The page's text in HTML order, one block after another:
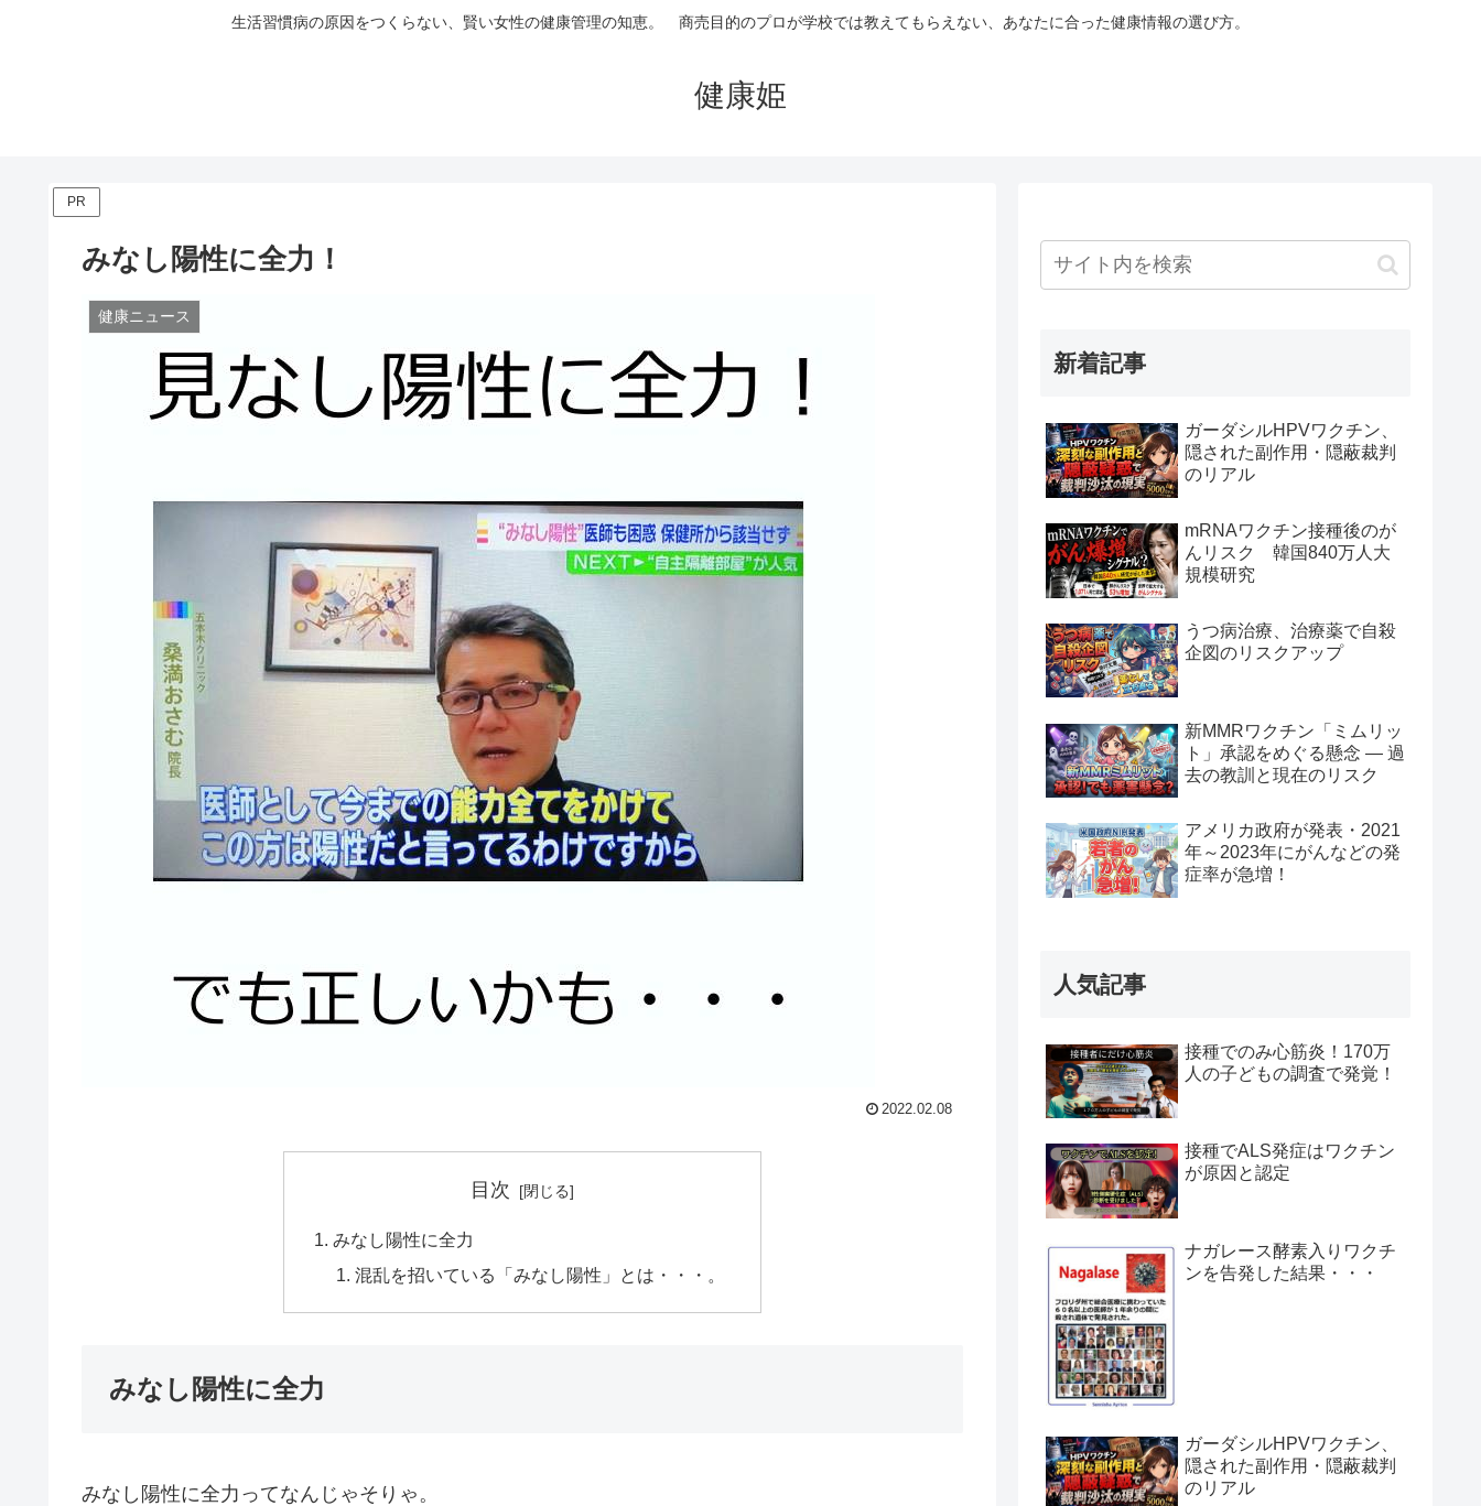
生活習慣病の原因をつくらない、賢い女性の健康管理の知恵。 商売目的のプロが学校では教えてもらえない、あなたに合った健康情報の選び方。
健康姫
PR
みなし陽性に全力！
健康ニュース
2022.02.08
目次
みなし陽性に全力
混乱を招いている「みなし陽性」とは・・・。
みなし陽性に全力
みなし陽性に全力ってなんじゃそりゃ。
新着記事
ガーダシルHPVワクチン、
隠された副作用・隠蔽裁判
のリアル
mRNAワクチン接種後のが
んリスク 韓国840万人大
規模研究
うつ病治療、治療薬で自殺
企図のリスクアップ
新MMRワクチン「ミムリッ
ト」承認をめぐる懸念 — 過
去の教訓と現在のリスク
アメリカ政府が発表・2021
年～2023年にがんなどの発
症率が急増！
人気記事
接種でのみ心筋炎！170万
人の子どもの調査で発覚！
接種でALS発症はワクチン
が原因と認定
ナガレース酵素入りワクチ
ンを告発した結果・・・
ガーダシルHPVワクチン、
隠された副作用・隠蔽裁判
のリアル